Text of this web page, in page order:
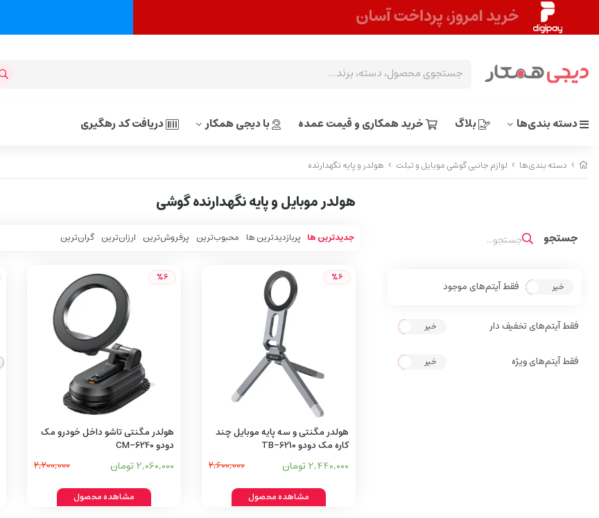
دسته بندی‌ها بلاگ خرید همکاری و قیمت عمده با دیجی همکار دریافت کد رهگیری
دسته بندی‌ها لوازم جانبی گوشی موبایل و تبلت هولدر و پایه نگهدارنده
بله خیر فقط آیتم‌های موجود
خیر فقط آیتم‌های تخفیف دار
خیر فقط آیتم‌های ویژه
هولدر موبایل و پایه نگهدارنده گوشی
جدیدترین ها پربازدیدترین ها محبوب‌‌ترین پرفروش‌ترین ارزان‌ترین گران‌ترین
%6
هولدر مگنتی و سه پایه موبایل چند
کاره مک دودو TB-6210
2,440,000 تومان 2,600,000
مشاهده محصول
%6
هولدر مگنتی تاشو داخل خودرو مک
دودو CM-6240
2,060,000 تومان 2,200,000
مشاهده محصول